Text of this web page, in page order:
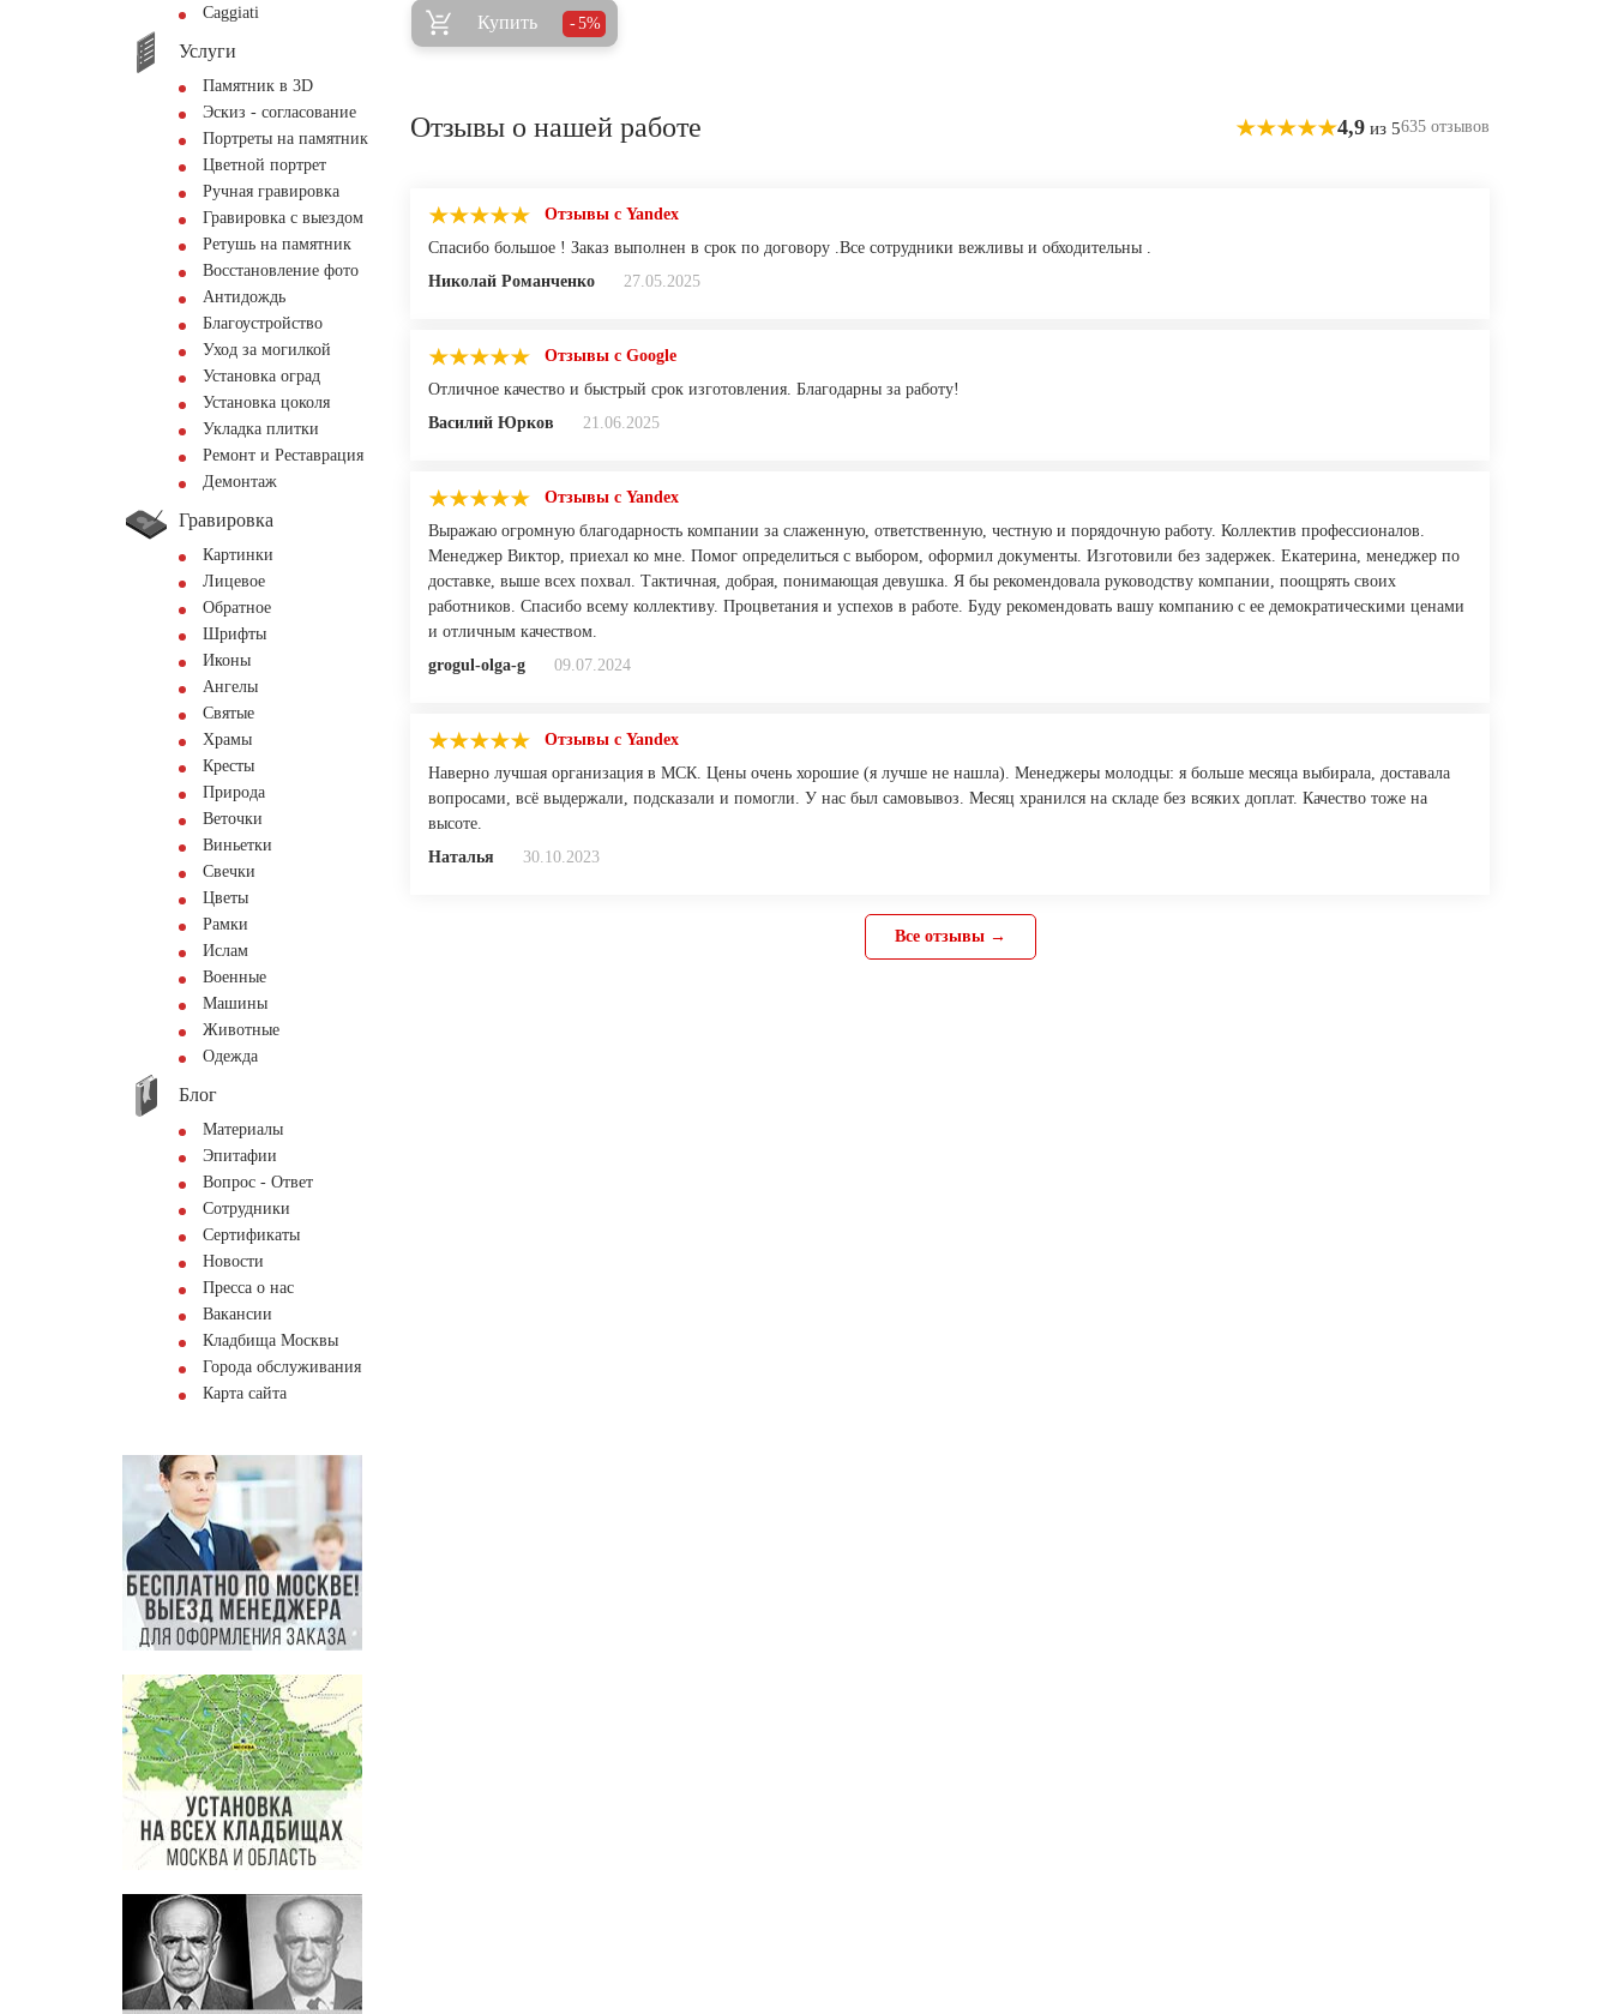
Сaggiati
Услуги
Памятник в 3D
Эскиз - согласование
Портреты на памятник
Цветной портрет
Ручная гравировка
Гравировка с выездом
Ретушь на памятник
Восстановление фото
Антидождь
Благоустройство
Уход за могилкой
Установка оград
Установка цоколя
Укладка плитки
Ремонт и Реставрация
Демонтаж
Гравировка
Картинки
Лицевое
Обратное
Шрифты
Иконы
Ангелы
Святые
Храмы
Кресты
Природа
Веточки
Виньетки
Свечки
Цветы
Рамки
Ислам
Военные
Машины
Животные
Одежда
Блог
Материалы
Эпитафии
Вопрос - Ответ
Сотрудники
Сертификаты
Новости
Пресса о нас
Вакансии
Кладбища Москвы
Города обслуживания
Карта сайта
Купить 5%
Отзывы о нашей работе 4,9 из 5635 отзывов
Отзывы с Yandex
Спасибо большое ! Заказ выполнен в срок по договору .Все сотрудники вежливы и обходительны .
Николай Романченко
27.05.2025
Отзывы с Google
Отличное качество и быстрый срок изготовления. Благодарны за работу!
Василий Юрков
21.06.2025
Отзывы с Yandex
Выражаю огромную благодарность компании за слаженную, ответственную, честную и порядочную работу. Коллектив профессионалов.
Менеджер Виктор, приехал ко мне. Помог определиться с выбором, оформил документы. Изготовили без задержек. Екатерина, менеджер по
доставке, выше всех похвал. Тактичная, добрая, понимающая девушка. Я бы рекомендовала руководству компании, поощрять своих
работников. Спасибо всему коллективу. Процветания и успехов в работе. Буду рекомендовать вашу компанию с ее демократическими ценами
и отличным качеством.
grogul-olga-g
09.07.2024
Отзывы с Yandex
Наверно лучшая организация в МСК. Цены очень хорошие (я лучше не нашла). Менеджеры молодцы: я больше месяца выбирала, доставала
вопросами, всё выдержали, подсказали и помогли. У нас был самовывоз. Месяц хранился на складе без всяких доплат. Качество тоже на
высоте.
Наталья
30.10.2023
Все отзывы →